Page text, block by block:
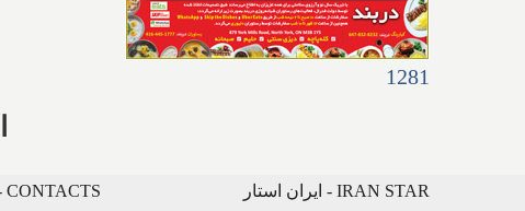
1281
CONTACTS - ارتباط با ما IRAN STAR - ایران استار